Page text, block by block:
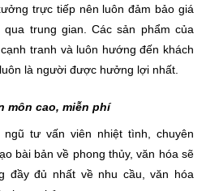
trực tiếp nên luôn đảm bảo giá
trung gian. Các sản phẩm của
tranh và luôn hướng đến khách
là người được hưởng lợi nhất.
môn cao, miễn phí
ngũ tư vấn viên nhiệt tình, chuyên
bài bản về phong thủy, văn hóa sẽ
đầy đủ nhất về nhu cầu, văn hóa